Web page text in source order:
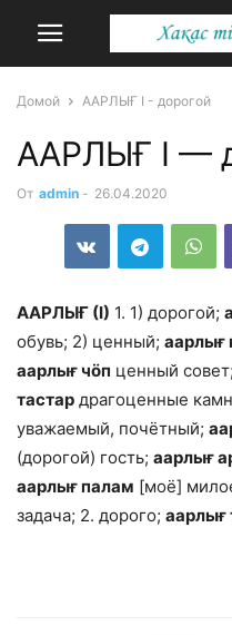
Домой ААРЛЫҒ І - дорогой
ААРЛЫҒ І —
От admin - 26.04.2020
ААРЛЫҒ (І) 1. 1) дорогой;
обувь; 2) ценный; аарлығ
аарлығ чӧп ценный
тастар драгоценные
уважаемый, почётный;
(дорогой) гость; аарлығ
аарлығ палам [моё]
задача; 2. дорого; аарлығ